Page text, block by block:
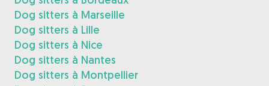
Dog sitters à Marseille
Dog sitters à Lille
Dog sitters à Nice
Dog sitters à Nantes
Dog sitters à Montpellier